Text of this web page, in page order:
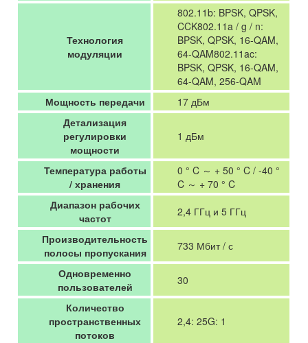
Технология
модуляции
802.11b: BPSK, QPSK,
CCK802.11a / g / n:
BPSK, QPSK, 16-QAM,
64-QAM802.11ac:
BPSK, QPSK, 16-QAM,
64-QAM, 256-QAM
Мощность передачи
17 дБм
Детализация
регулировки
мощности
1 дБм
Температура работы
/ хранения
0 ° C ～ + 50 ° C / -40 °
C ～ + 70 ° C
Диапазон рабочих
частот
2,4 ГГц и 5 ГГц
Производительность
полосы пропускания
733 Мбит / с
Одновременно
пользователей
30
Количество
пространственных
потоков
2,4: 25G: 1